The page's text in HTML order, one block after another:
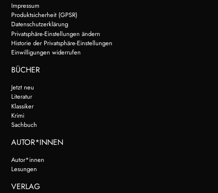
Impressum
Produktsicherheit (GPSR)
Datenschutzerklärung
Privatsphäre-Einstellungen ändern
Historie der Privatsphäre-Einstellungen
Einwilligungen widerrufen
BÜCHER
Jetzt neu
Literatur
Klassiker
Krimi
Sachbuch
AUTOR*INNEN
Autor*innen
Lesungen
VERLAG